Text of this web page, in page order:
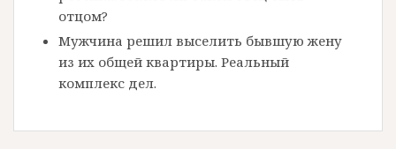
отцом?
Мужчина решил выселить бывшую жену
из их общей квартиры. Реальный
комплекс дел.